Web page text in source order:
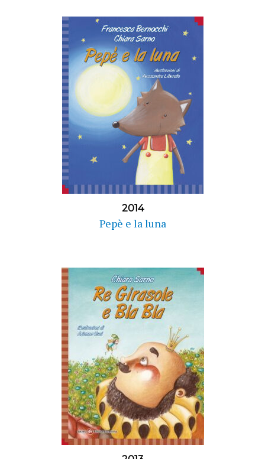
2014
Pepè e la luna